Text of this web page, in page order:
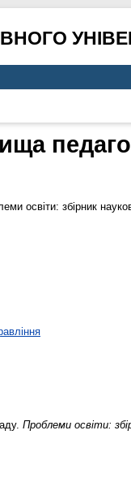
освіти: збірник
Проблеми освіти: